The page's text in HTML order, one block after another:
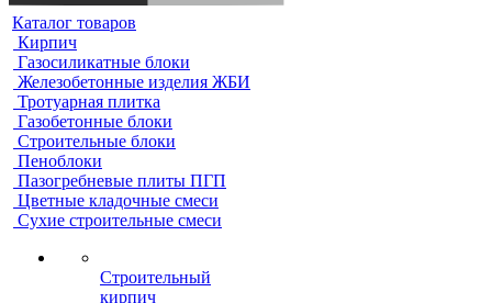
Каталог товаров
Кирпич
Газосиликатные блоки
Железобетонные изделия ЖБИ
Тротуарная плитка
Газобетонные блоки
Строительные блоки
Пеноблоки
Пазогребневые плиты ПГП
Цветные кладочные смеси
Сухие строительные смеси
Строительный
кирпич